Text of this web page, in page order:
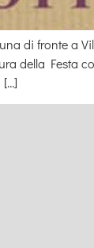
di fronte a
della
[…]